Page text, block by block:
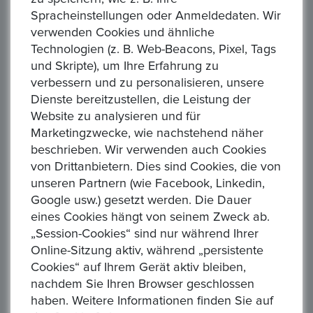
§ 11 Rücknahme von Auktionen
vorzeitig beenden, solange noch kein Gebot
abgegeben wurde. Sobald ein Gebot abgegeben
wurde, kann eine Auktion nicht mehr vorzeitig beendet
werden.
§ 12 Bieten
Jeder Bieter kann bei einer Auktion ein dem Anbieter
und anderen Bietern unbekanntes Maximalgebot
abgeben, das den Höchstbetrag darstellt, den der
Bieter bereit ist für den Artikel zu bezahlen. Bieten
andere Nutzer auf den Artikel wird das aktuelle Gebot
automatisch schrittweise erhöht, sodass der Bieter so
lange Höchstbietender bleibt, bis sein Maximalgebot
Solange ein Artikel in einer Auktion angeboten wird,
Spracheinstellungen oder Anmeldedaten. Wir
verwenden Cookies und ähnliche
Technologien (z. B. Web-Beacons, Pixel, Tags
und Skripte), um Ihre Erfahrung zu
verbessern und zu personalisieren, unsere
Dienste bereitzustellen, die Leistung der
Website zu analysieren und für
Marketingzwecke, wie nachstehend näher
beschrieben. Wir verwenden auch Cookies
von Drittanbietern. Dies sind Cookies, die von
unseren Partnern (wie Facebook, Linkedin,
Google usw.) gesetzt werden. Die Dauer
eines Cookies hängt von seinem Zweck ab.
„Session-Cookies“ sind nur während Ihrer
Online-Sitzung aktiv, während „persistente
Cookies“ auf Ihrem Gerät aktiv bleiben,
nachdem Sie Ihren Browser geschlossen
haben. Weitere Informationen finden Sie auf